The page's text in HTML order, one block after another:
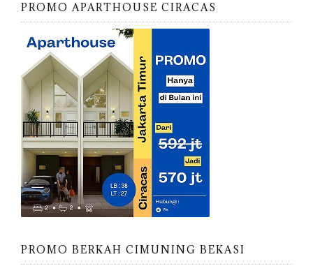
PROMO APARTHOUSE CIRACAS
PROMO BERKAH CIMUNING BEKASI